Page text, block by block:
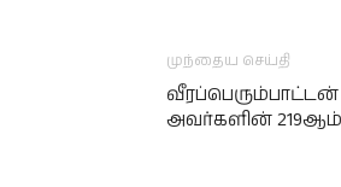
முந்தைய செய்தி
அவர்களின்